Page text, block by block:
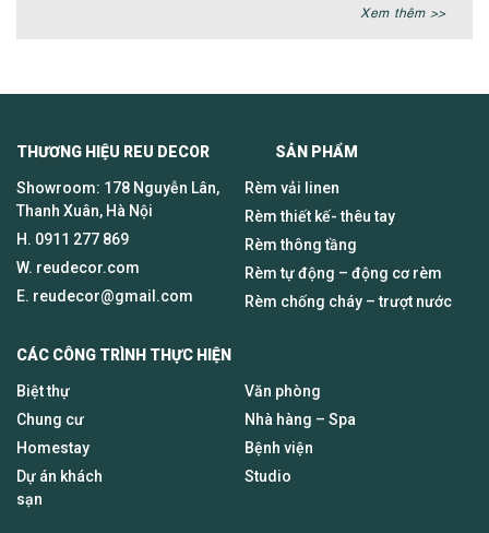
Xem thêm >>
THƯƠNG HIỆU REU DECOR SẢN PHẨM
Showroom: 178 Nguyễn Lân,
Thanh Xuân, Hà Nội
H. 0911 277 869
W. reudecor.com
E. reudecor@gmail.com
Rèm vải linen
Rèm thiết kế- thêu tay
Rèm thông tầng
Rèm tự động – động cơ rèm
Rèm chống cháy – trượt nước
CÁC CÔNG TRÌNH THỰC HIỆN
Biệt thự
Chung cư
Homestay
Dự án khách
sạn
Văn phòng
Nhà hàng – Spa
Bệnh viện
Studio